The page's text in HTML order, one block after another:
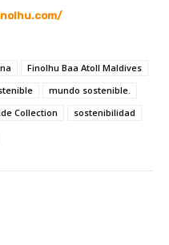
Finolhu Baa Atoll Maldives
mundo sostenible.
Collection
sostenibilidad